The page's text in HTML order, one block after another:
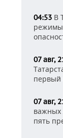
04:53 В
режимы
07 авг,
первый
07 авг,
важных
пять